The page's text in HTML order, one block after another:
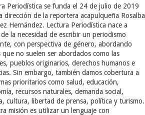
Periodística se funda el 24 de julio de 2019
dirección de la reportera acapulqueña Rosalba
Hernández. Lectura Periodística nace a
la necesidad de escribir un periodismo
con perspectiva de género, abordando
que no suelen ser abordados como las
pueblos originarios, derechos humanos e
Sin embargo, también damos cobertura a
prioritarios como salud, educación,
recursos naturales, demanda social,
cultura, libertad de prensa, política y turismo.
misión es utilizar un lenguaje con